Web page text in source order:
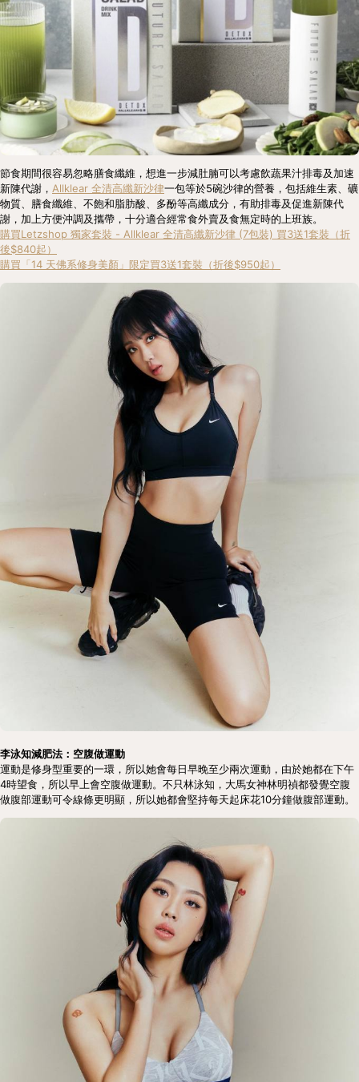
節食期間很容易忽略膳食纖維，想進一步減肚腩可以考慮飲蔬果汁排毒及加速
新陳代謝， Allklear 全清高纖新沙律一包等於5碗沙律的營養，包括維生素、礦
物質、膳食纖維、不飽和脂肪酸、多酚等高纖成分，有助排毒及促進新陳代
謝，加上方便沖調及攜帶，十分適合經常食外賣及食無定時的上班族。
購買Letzshop 獨家套裝 - Allklear 全清高纖新沙律 (7包裝) 買3送1套裝（折
後$840起）
購買「14 天佛系修身美顏」限定買3送1套裝（折後$950起）
李泳知減肥法：空腹做運動
運動是修身型重要的一環，所以她會每日早晚至少兩次運動，由於她都在下午
4時望食，所以早上會空腹做運動。不只林泳知，大馬女神林明禎都發覺空腹
做腹部運動可令線條更明顯，所以她都會堅持每天起床花10分鐘做腹部運動。